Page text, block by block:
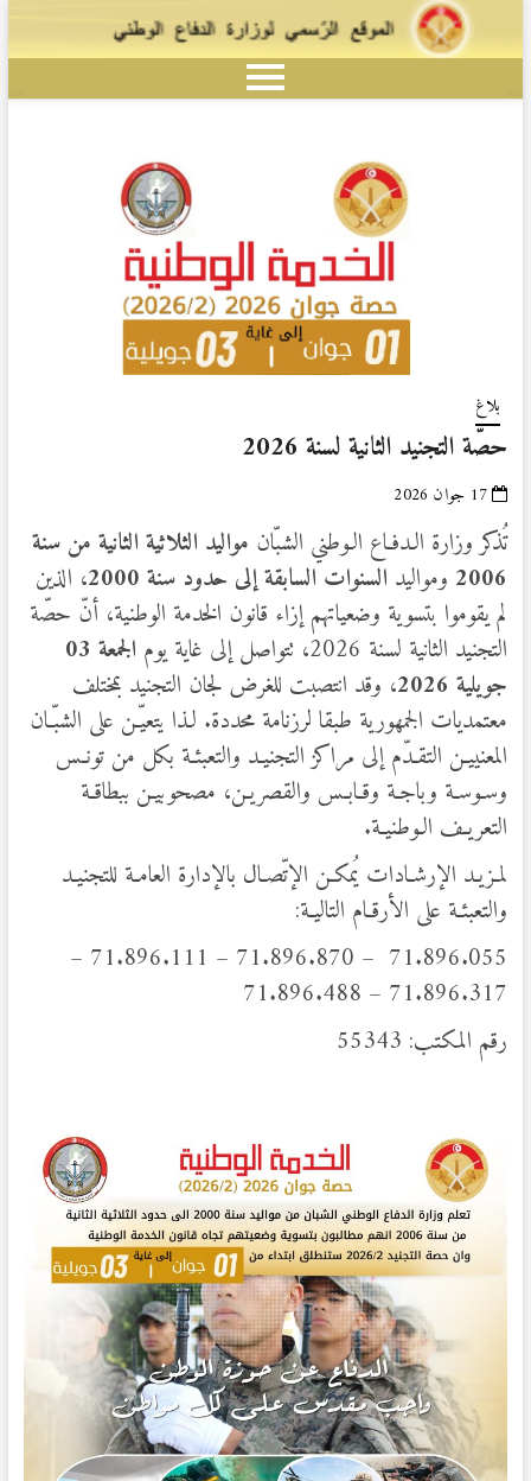
بلاغ
حصّة التجنيد الثانية لسنة 2026
17 جوان 2026
تُذكر وزارة الـدفـاع الـوطني الشبّان مواليد الثلاثية الثانية من سنة
2006 ومواليد السنوات السابقة إلى حدود سنة 2000، الذين
لم يقوموا بتسوية وضعياتهم إزاء قانون الخدمة الوطنية، أنّ حصّة
التجنيد الثانية لسنة 2026، تتواصل إلى غاية يوم
الجمعة 03
جويلية 2026، وقد انتصبت للغرض لجان التجنيد بمختلف
معتمديات الجمهورية طبقا لرزنامة محددة. لـذا يتعيّـن على الشبّـان
المعنييـن التقـدّم إلى مراكز التجنيـد والتعبئـة بكل من تونـس
وسـوسـة وباجـة وقـابـس والقصريـن، مصحوبيـن ببطاقـة
التعريـف الـوطنيـة.
لمـزيـد الإرشـادات يُمكـن الإتّصـال بالإدارة العامـة للتجنيـد
والتعبئـة على الأرقـام التاليـة:
71.896.055 – 71.896.870 – 71.896.111 –
71.896.317 – 71.896.488
رقم المكتب: 55343